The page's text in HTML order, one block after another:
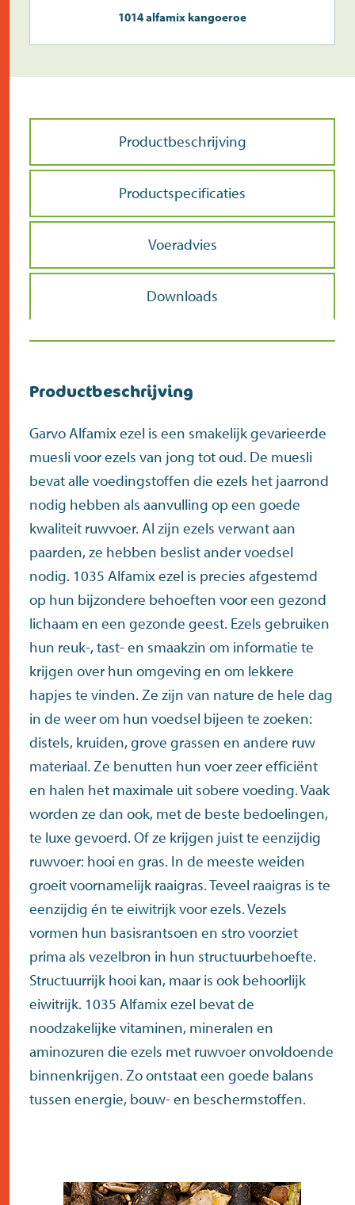
1014 alfamix kangoeroe
Productbeschrijving
Productspecificaties
Voeradvies
Downloads
Productbeschrijving
Garvo Alfamix ezel is een smakelijk gevarieerde
muesli voor ezels van jong tot oud. De muesli
bevat alle voedingstoffen die ezels het jaarrond
nodig hebben als aanvulling op een goede
kwaliteit ruwvoer. Al zijn ezels verwant aan
paarden, ze hebben beslist ander voedsel
nodig. 1035 Alfamix ezel is precies afgestemd
op hun bijzondere behoeften voor een gezond
lichaam en een gezonde geest. Ezels gebruiken
hun reuk-, tast- en smaakzin om informatie te
krijgen over hun omgeving en om lekkere
hapjes te vinden. Ze zijn van nature de hele dag
in de weer om hun voedsel bijeen te zoeken:
distels, kruiden, grove grassen en andere ruw
materiaal. Ze benutten hun voer zeer efficiënt
en halen het maximale uit sobere voeding. Vaak
worden ze dan ook, met de beste bedoelingen,
te luxe gevoerd. Of ze krijgen juist te eenzijdig
ruwvoer: hooi en gras. In de meeste weiden
groeit voornamelijk raaigras. Teveel raaigras is te
eenzijdig én te eiwitrijk voor ezels. Vezels
vormen hun basisrantsoen en stro voorziet
prima als vezelbron in hun structuurbehoefte.
Structuurrijk hooi kan, maar is ook behoorlijk
eiwitrijk. 1035 Alfamix ezel bevat de
noodzakelijke vitaminen, mineralen en
aminozuren die ezels met ruwvoer onvoldoende
binnenkrijgen. Zo ontstaat een goede balans
tussen energie, bouw- en beschermstoffen.